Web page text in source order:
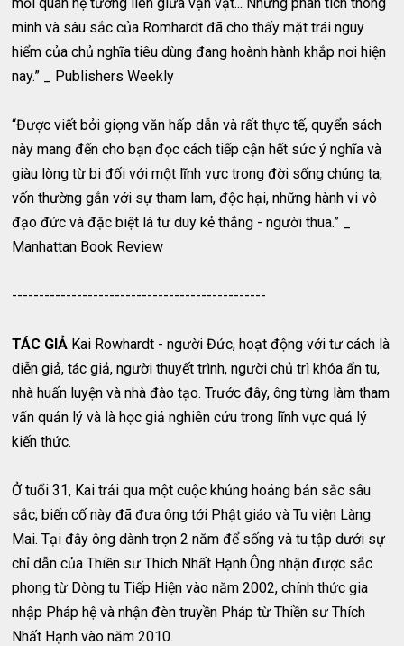
minh và sâu sắc của Romhardt đã cho thấy mặt trái nguy
hiểm của chủ nghĩa tiêu dùng đang hoành hành khắp nơi hiện
nay.” _ Publishers Weekly
“Được viết bởi giọng văn hấp dẫn và rất thực tế, quyển sách
này mang đến cho bạn đọc cách tiếp cận hết sức ý nghĩa và
giàu lòng từ bi đối với một lĩnh vực trong đời sống chúng ta,
vốn thường gắn với sự tham lam, độc hại, những hành vi vô
đạo đức và đặc biệt là tư duy kẻ thắng - người thua.” _
Manhattan Book Review
-----------------------------------------------
TÁC GIẢ Kai Rowhardt - người Đức, hoạt động với tư cách là
diễn giả, tác giả, người thuyết trình, người chủ trì khóa ẩn tu,
nhà huấn luyện và nhà đào tạo. Trước đây, ông từng làm tham
vấn quản lý và là học giả nghiên cứu trong lĩnh vực quả lý
kiến thức.
Ở tuổi 31, Kai trải qua một cuộc khủng hoảng bản sắc sâu
sắc; biến cố này đã đưa ông tới Phật giáo và Tu viện Làng
Mai. Tại đây ông dành trọn 2 năm để sống và tu tập dưới sự
chỉ dẫn của Thiền sư Thích Nhất Hạnh.Ông nhận được sắc
phong từ Dòng tu Tiếp Hiện vào năm 2002, chính thức gia
nhập Pháp hệ và nhận đèn truyền Pháp từ Thiền sư Thích
Nhất Hạnh vào năm 2010.